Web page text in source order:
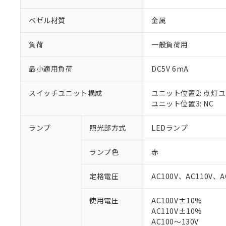
ベゼル材質 金属
負荷 一般負荷用
最小適用負荷 DC5V 6mA
スイッチユニット構成
ユニット位置2: 点灯
ユニット位置3: NC
ランプ 照光部方式 LEDランプ
ランプ色 赤
定格電圧 AC100V、AC110V、
使用電圧
AC100V±10%
AC110V±10%
AC100～130V
ご利用条件
※1 対応状況
対応済み：EU
対応予定：EU
対応予定なし：
調査・確認中：
非該当品：ライセ
仕入先様の事情に
※1 中国